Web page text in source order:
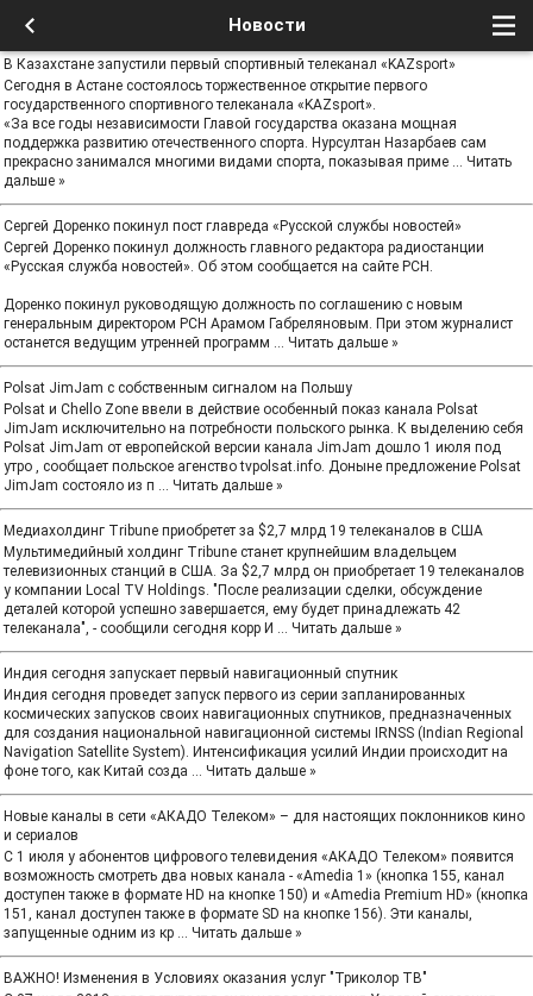
Новости
В Казахстане запустили первый спортивный телеканал «KAZsport»
Сегодня в Астане состоялось торжественное открытие первого
государственного спортивного телеканала «KAZsport».
«За все годы независимости Главой государства оказана мощная
поддержка развитию отечественного спорта. Нурсултан Назарбаев сам
прекрасно занимался многими видами спорта, показывая приме ... Читать
дальше »
Сергей Доренко покинул пост главреда «Русской службы новостей»
Сергей Доренко покинул должность главного редактора радиостанции
«Русская служба новостей». Об этом сообщается на сайте РСН.
Доренко покинул руководящую должность по соглашению с новым
генеральным директором РСН Арамом Габреляновым. При этом журналист
останется ведущим утренней программ ... Читать дальше »
Polsat JimJam с собственным сигналом на Польшу
Polsat и Chello Zone ввели в действие особенный показ канала Polsat
JimJam исключительно на потребности польского рынка. К выделению себя
Polsat JimJam от европейской версии канала JimJam дошло 1 июля под
утро , сообщает польское агенство tvpolsat.info. Доныне предложение Polsat
JimJam состояло из п ... Читать дальше »
Медиахолдинг Tribune приобретет за $2,7 млрд 19 телеканалов в США
Мультимедийный холдинг Tribune станет крупнейшим владельцем
телевизионных станций в США. За $2,7 млрд он приобретает 19 телеканалов
у компании Local TV Holdings. "После реализации сделки, обсуждение
деталей которой успешно завершается, ему будет принадлежать 42
телеканала", - сообщили сегодня корр И ... Читать дальше »
Индия сегодня запускает первый навигационный спутник
Индия сегодня проведет запуск первого из серии запланированных
космических запусков своих навигационных спутников, предназначенных
для создания национальной навигационной системы IRNSS (Indian Regional
Navigation Satellite System). Интенсификация усилий Индии происходит на
фоне того, как Китай созда ... Читать дальше »
Новые каналы в сети «АКАДО Телеком» – для настоящих поклонников кино
и сериалов
С 1 июля у абонентов цифрового телевидения «АКАДО Телеком» появится
возможность смотреть два новых канала - «Amedia 1» (кнопка 155, канал
доступен также в формате HD на кнопке 150) и «Amedia Premium HD» (кнопка
151, канал доступен также в формате SD на кнопке 156). Эти каналы,
запущенные одним из кр ... Читать дальше »
ВАЖНО! Изменения в Условиях оказания услуг "Триколор ТВ"